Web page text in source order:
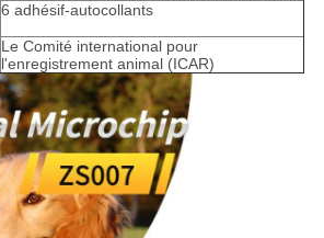
6 adhésif-autocollants
Le Comité international pour
l'enregistrement animal (ICAR)